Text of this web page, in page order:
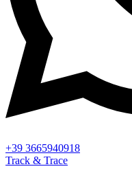
+39 3665940918
Track & Trace